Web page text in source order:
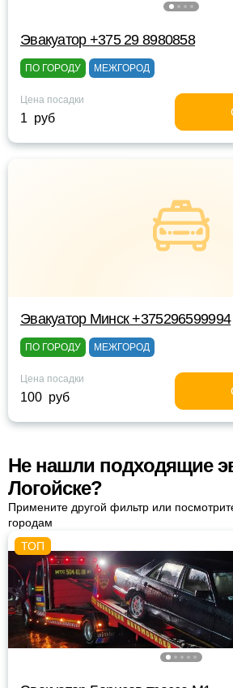
Эвакуатор +375 29 8980858
ПО ГОРОДУ МЕЖГОРОД
Цена посадки
1 руб
Эвакуатор Минск +375296599994
ПО ГОРОДУ МЕЖГОРОД
Цена посадки
100 руб
Не нашли подходящие
Логойске?
Примените другой фильтр или
городам